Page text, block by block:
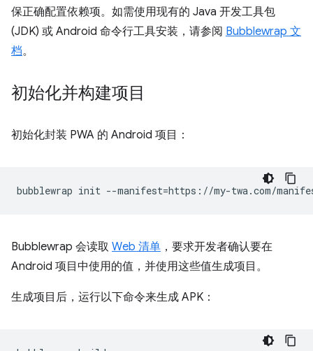
保正确配置依赖项。如需使用现有的 Java 开发工具包
(JDK) 或 Android 命令行工具安装，请参阅 Bubblewrap 文
档。
初始化并构建项目
初始化封装 PWA 的 Android 项目：
bubblewrap init --manifest=
Bubblewrap 会读取 Web 清单 ，要求开发者确认要在
Android 项目中使用的值，并使用这些值生成项目。
生成项目后，运行以下命令来生成 APK：